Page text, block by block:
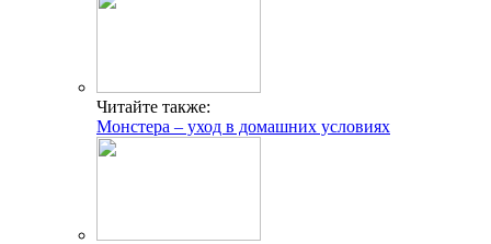
Читайте также:
Монстера – уход в домашних условиях